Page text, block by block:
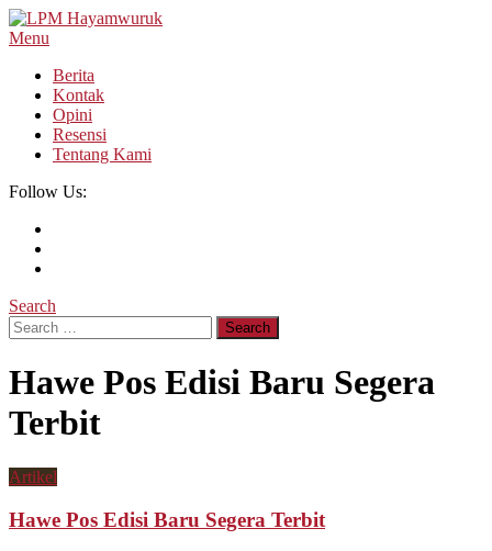
Skip
To
Menu
Berita
Kontak
Opini
Resensi
Tentang Kami
Follow Us:
Search
Search
for:
Hawe Pos Edisi Baru Segera
Terbit
Artikel
Hawe Pos Edisi Baru Segera Terbit